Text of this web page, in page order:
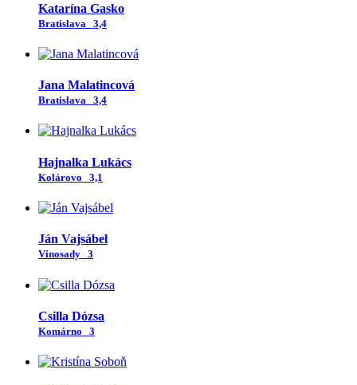
Katarína Gasko
Bratislava 3,4
Jana Malatincová
Bratislava 3,4
Hajnalka Lukács
Kolárovo 3,1
Ján Vajsábel
Vinosady 3
Csilla Dózsa
Komárno 3